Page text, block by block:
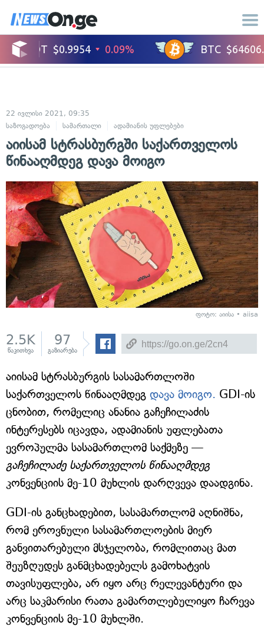
22 ივლისი 2021, 09:35
საზოგადოება
სამართალი ადამიანის უფლებები
აიისამ სტრასბურგში საქართველოს
წინააღმდეგ დავა მოიგო
ფოტო: აიისა • aiisa
2.5K
წაკითხვა
97
გაზიარება
აიისამ სტრასბურგის სასამართლოში
საქართველოს წინააღმდეგ დავა მოიგო. GDI-ის
ცნობით, რომელიც ანანია გაჩეჩილაძის
ინტერესებს იცავდა, ადამიანის უფლებათა
ევროპულმა სასამართლომ საქმეზე —
გაჩეჩილაძე საქართველოს წინააღმდეგ
კონვენციის მე-10 მუხლის დარღვევა დაადგინა.
GDI-ის განცხადებით, სასამართლომ აღნიშნა,
რომ ეროვნული სასამართლოების მიერ
განვითარებული მსჯელობა, რომლითაც მათ
შეუზღუდეს განმცხადებელს გამოხატვის
თავისუფლება, არ იყო არც რელევანტური და
არც საკმარისი რათა გამართლებულიყო ჩარევა
კონვენციის მე-10 მუხლში.